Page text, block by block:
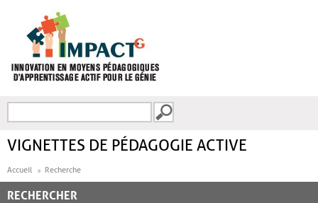
FORMULAIRE DE
VIGNETTES DE PÉDAGOGIE ACTIVE
Accueil Recherche
RECHERCHER